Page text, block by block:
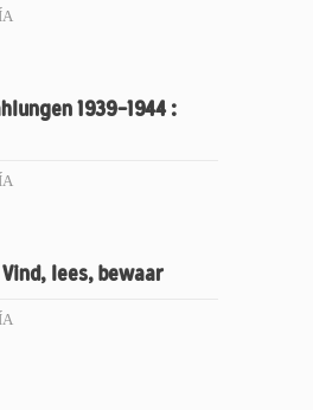
1939-1944 :
lees, bewaar